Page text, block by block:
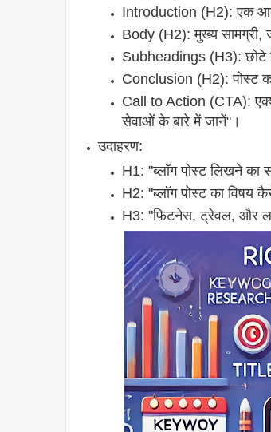
Introduction (H2): एक
Body (H2): मुख्य सामग्री,
Subheadings (H3): छोटे
Conclusion (H2): पोस्ट
Call to Action (CTA):
सेवाओं के बारे में जानें"।
उदाहरण:
H1: "ब्लॉग पोस्ट लिखने का
H2: "ब्लॉग पोस्ट का विषय
H3: "फिटनेस, ट्रेवल, और